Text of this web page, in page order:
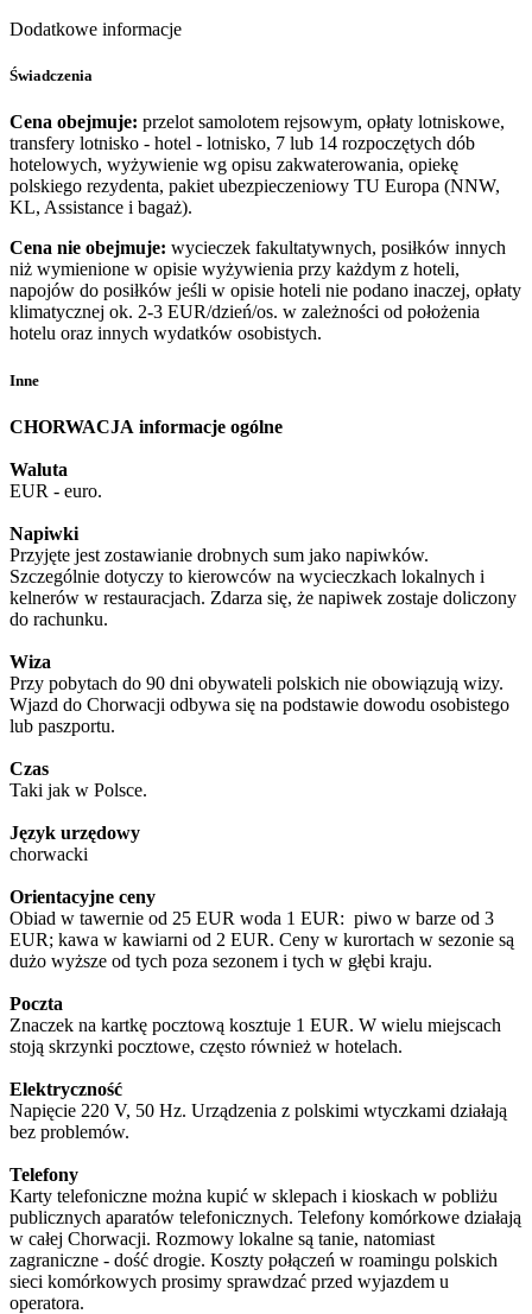
Dodatkowe informacje
Świadczenia
Cena obejmuje: przelot samolotem rejsowym, opłaty lotniskowe,
transfery lotnisko - hotel - lotnisko, 7 lub 14 rozpoczętych dób
hotelowych, wyżywienie wg opisu zakwaterowania, opiekę
polskiego rezydenta, pakiet ubezpieczeniowy TU Europa (NNW,
KL, Assistance i bagaż).
Cena nie obejmuje: wycieczek fakultatywnych, posiłków innych
niż wymienione w opisie wyżywienia przy każdym z hoteli,
napojów do posiłków jeśli w opisie hoteli nie podano inaczej, opłaty
klimatycznej ok. 2-3 EUR/dzień/os. w zależności od położenia
hotelu oraz innych wydatków osobistych.
Inne
CHORWACJA informacje ogólne
Waluta
EUR - euro.
Napiwki
Przyjęte jest zostawianie drobnych sum jako napiwków.
Szczególnie dotyczy to kierowców na wycieczkach lokalnych i
kelnerów w restauracjach. Zdarza się, że napiwek zostaje doliczony
do rachunku.
Wiza
Przy pobytach do 90 dni obywateli polskich nie obowiązują wizy.
Wjazd do Chorwacji odbywa się na podstawie dowodu osobistego
lub paszportu.
Czas
Taki jak w Polsce.
Język urzędowy
chorwacki
Orientacyjne ceny
Obiad w tawernie od 25 EUR woda 1 EUR: piwo w barze od 3
EUR; kawa w kawiarni od 2 EUR. Ceny w kurortach w sezonie są
dużo wyższe od tych poza sezonem i tych w głębi kraju.
Poczta
Znaczek na kartkę pocztową kosztuje 1 EUR. W wielu miejscach
stoją skrzynki pocztowe, często również w hotelach.
Elektryczność
Napięcie 220 V, 50 Hz. Urządzenia z polskimi wtyczkami działają
bez problemów.
Telefony
Karty telefoniczne można kupić w sklepach i kioskach w pobliżu
publicznych aparatów telefonicznych. Telefony komórkowe działają
w całej Chorwacji. Rozmowy lokalne są tanie, natomiast
zagraniczne - dość drogie. Koszty połączeń w roamingu polskich
sieci komórkowych prosimy sprawdzać przed wyjazdem u
operatora.